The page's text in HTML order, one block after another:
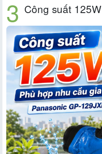
Công suất 125W